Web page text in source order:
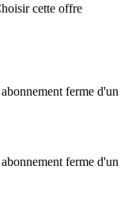
cette offre
ferme d'un
ferme d'un